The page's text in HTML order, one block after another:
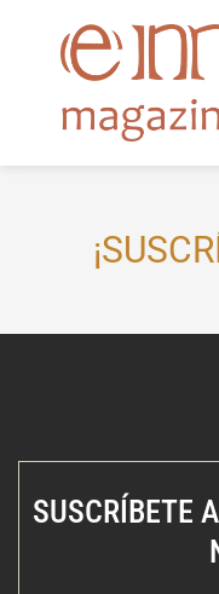
contenido
SUSCRÍBETE